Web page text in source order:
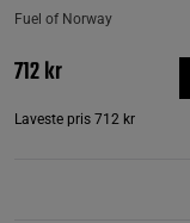
Fuel of Norway
712 kr
Laveste pris 712 kr